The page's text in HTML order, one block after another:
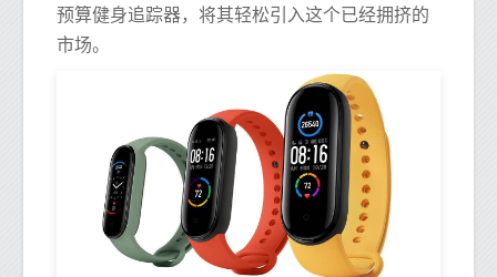
预算健身追踪器，将其轻松引入这个已经拥挤的
市场。